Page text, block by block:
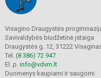
Visagino Draugystės
Savivaldybės biudžetinė įstaiga
Draugystės g. 12, 31222
Tel. (8 386) 72 947
El. p. info@vdvm.lt
Duomenys kaupiami ir saugomi